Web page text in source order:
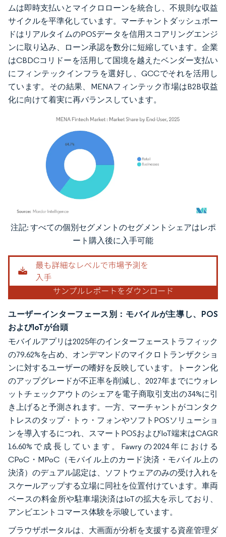
ムは即時支払いとマイクロローンを統合し、不規則な収益
サイクルを平準化しています。マーチャントダッシュボー
ドはリアルタイムのPOSデータを信用スコアリングエンジ
ンに取り込み、ローン承認を数分に短縮しています。企業
はCBDCコリドーを活用して国境を越えたベンダー支払い
にフィンテックインフラを選好し、GCCでそれを活用し
ています。その結果、MENAフィンテック市場はB2B収益
化に向けて着実に再バランスしています。
画像 © Mordor Intelligence。再利用にはCC BY 4.0の表示が必要です。
注記: すべての個別セグメントのセグメントシェアはレポ
ート購入後に入手可能
ユーザーインターフェース別：モバイルが主導し、POS
およびIoTが台頭
モバイルアプリは2025年のインターフェーストラフィック
の79.62%を占め、オンデマンドのマイクロトランザクショ
ンに対するユーザーの嗜好を反映しています。トークン化
のアップグレードが不正率を削減し、2027年までにウォレ
ットチェックアウトのシェアを電子商取引支出の34%に引
き上げると予測されます。一方、マーチャントがコンタク
トレスのタップ・トゥ・フォンやソフトPOSソリューショ
ンを導入するにつれ、スマートPOSおよびIoT端末はCAGR
16.60%で成長しています。Fawryの2024年における
CPoC・MPoC（モバイル上のカード決済・モバイル上の
決済）のデュアル認定は、ソフトウェアのみの受け入れを
スケールアップする立場に同社を位置付けています。車両
ベースの料金所や駐車場決済はIoTの拡大を示しており、
アンビエントコマース体験を示唆しています。
ブラウザポータルは、大画面が分析を支援する資産管理ダ